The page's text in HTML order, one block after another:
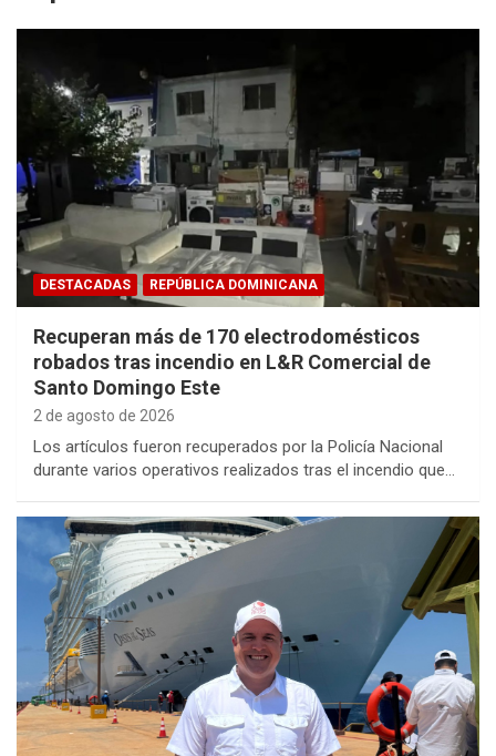
DESTACADAS REPÚBLICA DOMINICANA
Recuperan más de 170 electrodomésticos
robados tras incendio en L&R Comercial de
Santo Domingo Este
2 de agosto de 2026
Los artículos fueron recuperados por la Policía Nacional
durante varios operativos realizados tras el incendio que…